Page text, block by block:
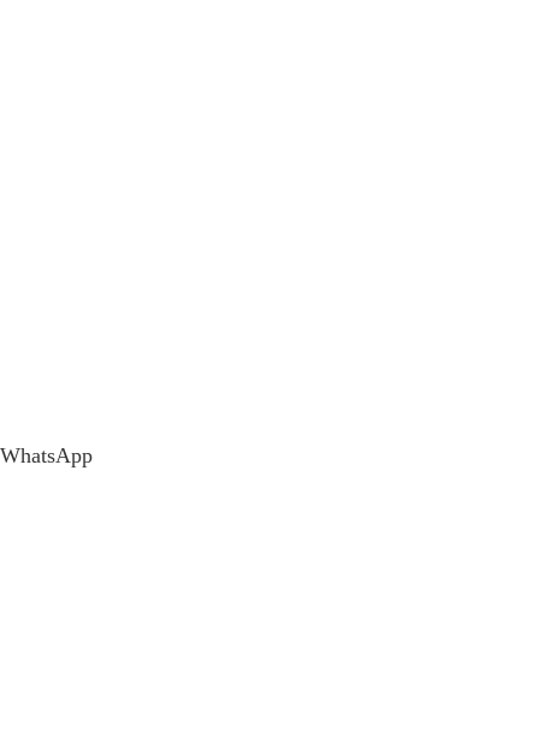
WhatsApp